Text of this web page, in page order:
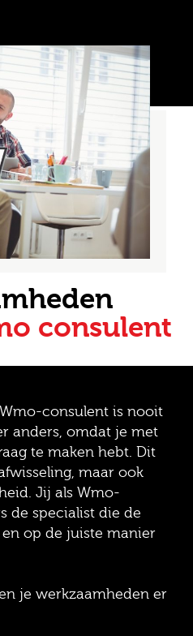
consulent
consulent is nooit
anders, omdat je met
te maken hebt. Dit
maar ook
Jij als Wmo-
de specialist die de
op de juiste manier
je werkzaamheden er